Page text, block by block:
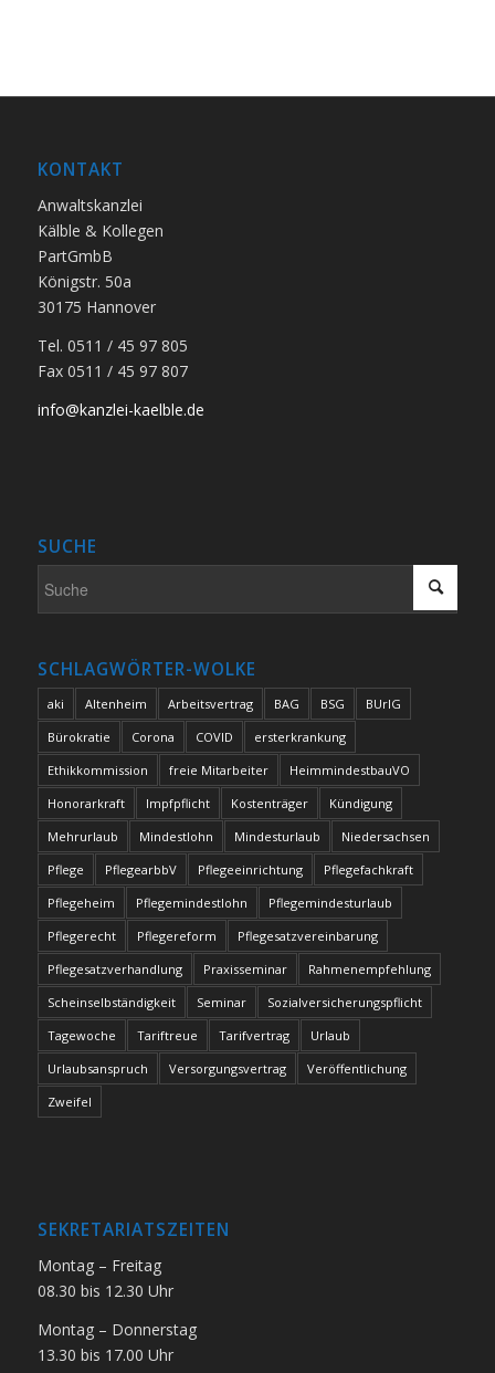
KONTAKT
Anwaltskanzlei
Kälble & Kollegen
PartGmbB
Königstr. 50a
30175 Hannover
Tel. 0511 / 45 97 805
Fax 0511 / 45 97 807
info@kanzlei-kaelble.de
SUCHE
SCHLAGWÖRTER-WOLKE
aki Altenheim Arbeitsvertrag BAG BSG
BUrlG
Bürokratie
Corona COVID
ersterkrankung
Ethikkommission
freie Mitarbeiter
HeimmindestbauVO
Honorarkraft
Impfpflicht Kostenträger
Kündigung
Mehrurlaub
Mindestlohn Mindesturlaub
Niedersachsen
Pflege
PflegearbbV Pflegeeinrichtung
Pflegefachkraft
Pflegeheim
Pflegemindestlohn
Pflegemindesturlaub
Pflegerecht
Pflegereform
Pflegesatzvereinbarung
Pflegesatzverhandlung
Praxisseminar
Rahmenempfehlung
Scheinselbständigkeit
Seminar
Sozialversicherungspflicht
Tagewoche
Tariftreue Tarifvertrag
Urlaub
Urlaubsanspruch
Versorgungsvertrag
Veröffentlichung
Zweifel
SEKRETARIATSZEITEN
Montag – Freitag
08.30 bis 12.30 Uhr
Montag – Donnerstag
13.30 bis 17.00 Uhr